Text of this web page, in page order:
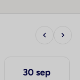
30 sep